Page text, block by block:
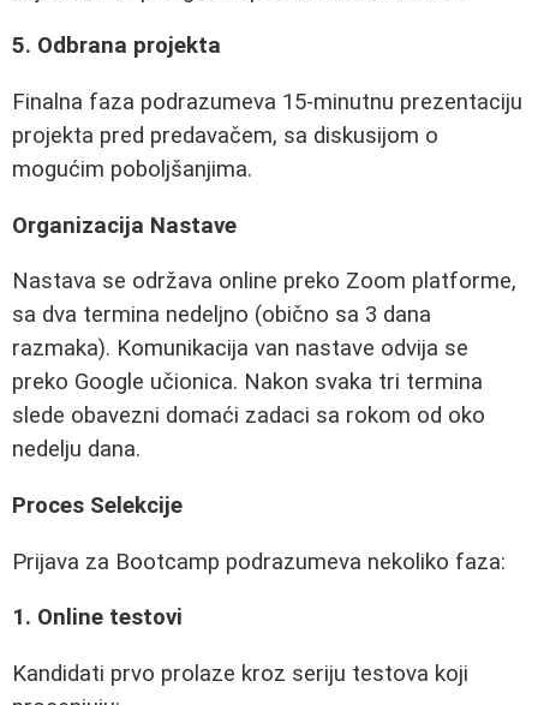
5. Odbrana projekta
Finalna faza podrazumeva 15-minutnu prezentaciju
projekta pred predavačem, sa diskusijom o
mogućim poboljšanjima.
Organizacija Nastave
Nastava se održava online preko Zoom platforme,
sa dva termina nedeljno (obično sa 3 dana
razmaka). Komunikacija van nastave odvija se
preko Google učionica. Nakon svaka tri termina
slede obavezni domaći zadaci sa rokom od oko
nedelju dana.
Proces Selekcije
Prijava za Bootcamp podrazumeva nekoliko faza:
1. Online testovi
Kandidati prvo prolaze kroz seriju testova koji